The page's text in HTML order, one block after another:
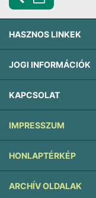
HASZNOS LINKEK
JOGI INFORMÁCIÓK
KAPCSOLAT
IMPRESSZUM
HONLAPTÉRKÉP
ARCHÍV OLDALAK